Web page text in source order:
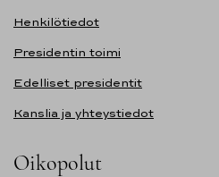
Henkilötiedot
Presidentin toimi
Edelliset presidentit
Kanslia ja yhteystiedot
Oikopolut